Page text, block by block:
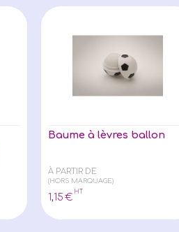
Baume à lèvres ballon
À PARTIR DE
(HORS MARQUAGE)
1,15 €
HT